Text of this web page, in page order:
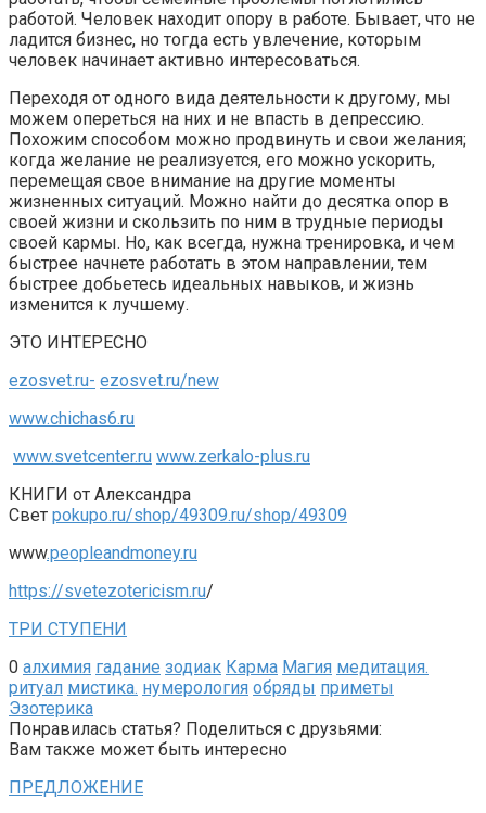
работой. Человек находит опору в работе. Бывает, что не
ладится бизнес, но тогда есть увлечение, которым
человек начинает активно интересоваться.
Переходя от одного вида деятельности к другому, мы
можем опереться на них и не впасть в депрессию.
Похожим способом можно продвинуть и свои желания;
когда желание не реализуется, его можно ускорить,
перемещая свое внимание на другие моменты
жизненных ситуаций. Можно найти до десятка опор в
своей жизни и скользить по ним в трудные периоды
своей кармы. Но, как всегда, нужна тренировка, и чем
быстрее начнете работать в этом направлении, тем
быстрее добьетесь идеальных навыков, и жизнь
изменится к лучшему.
ЭТО ИНТЕРЕСНО
ezosvet.ru- ezosvet.ru/new
www.chichas6.ru
www.svetcenter.ru www.zerkalo-plus.ru
КНИГИ от Александра
Свет pokupo.ru/shop/49309.ru/shop/49309
www.peopleandmoney.ru
https://svetezotericism.ru/
ТРИ СТУПЕНИ
0 алхимия гадание зодиак Карма Магия медитация.
ритуал мистика. нумерология обряды приметы
Эзотерика
Понравилась статья? Поделиться с друзьями:
Вам также может быть интересно
ПРЕДЛОЖЕНИЕ